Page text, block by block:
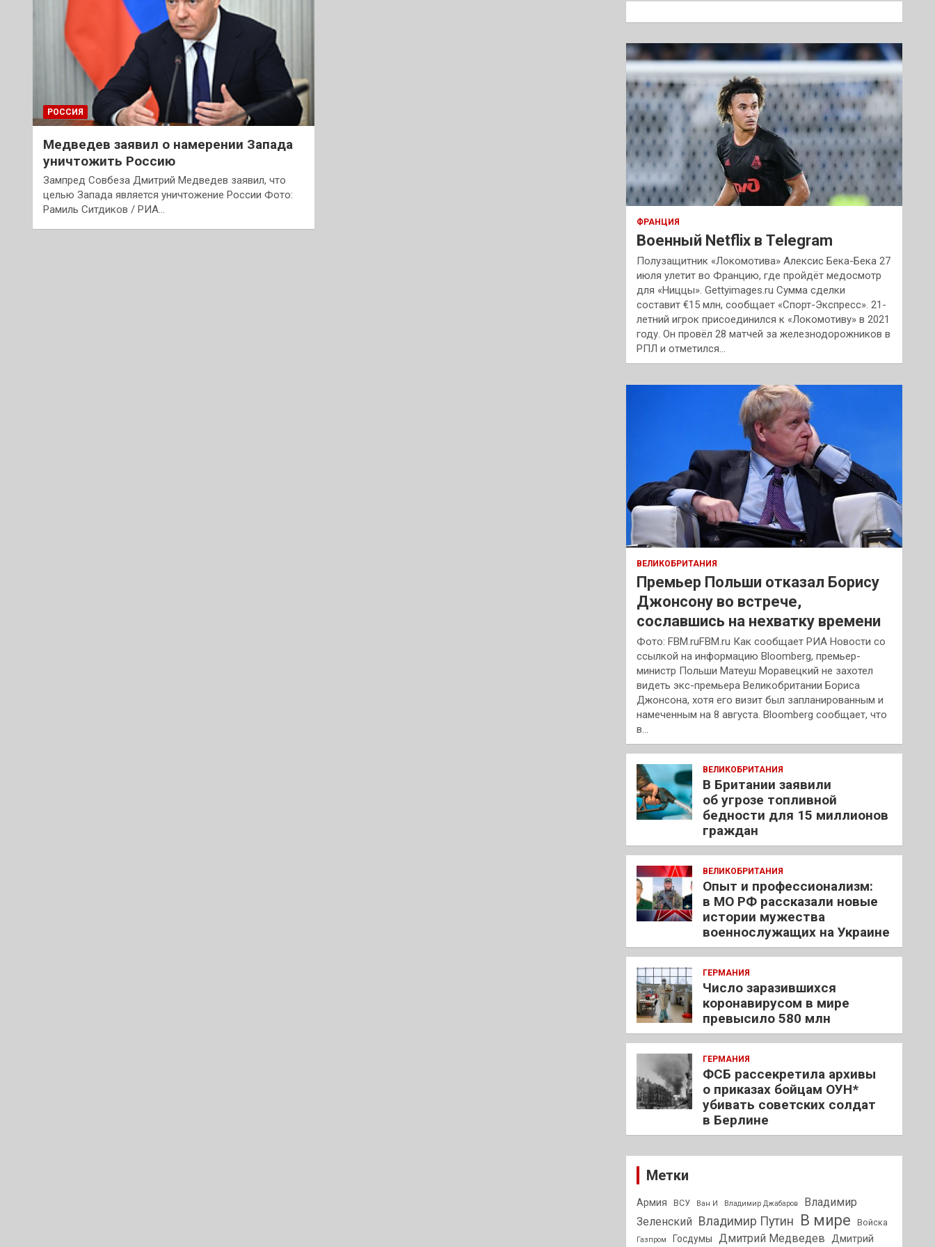
РОССИЯ
Медведев заявил о намерении Запада
уничтожить Россию
Зампред Совбеза Дмитрий Медведев заявил, что
целью Запада является уничтожение России Фото:
Рамиль Ситдиков / РИА…
к
ФРАНЦИЯ
Военный Netflix в Telegram
Полузащитник «Локомотива» Алексис Бека-Бека 27
июля улетит во Францию, где пройдёт медосмотр
для «Ниццы». Gettyimages.ru Сумма сделки
составит €15 млн, сообщает «Спорт-Экспресс». 21-
летний игрок присоединился к «Локомотиву» в 2021
году. Он провёл 28 матчей за железнодорожников в
РПЛ и отметился…
ВЕЛИКОБРИТАНИЯ
Премьер Польши отказал Борису
Джонсону во встрече,
сославшись на нехватку времени
Фото: FBM.ruFBM.ru Как сообщает РИА Новости со
ссылкой на информацию Bloomberg, премьер-
министр Польши Матеуш Моравецкий не захотел
видеть экс-премьера Великобритании Бориса
Джонсона, хотя его визит был запланированным и
намеченным на 8 августа. Bloomberg сообщает, что
в…
ВЕЛИКОБРИТАНИЯ
В Британии заявили
об угрозе топливной
бедности для 15 миллионов
граждан
ВЕЛИКОБРИТАНИЯ
Опыт и профессионализм:
в МО РФ рассказали новые
истории мужества
военнослужащих на Украине
ГЕРМАНИЯ
Число заразившихся
коронавирусом в мире
превысило 580 млн
ГЕРМАНИЯ
ФСБ рассекретила архивы
о приказах бойцам ОУН*
убивать советских солдат
в Берлине
Метки
Армия ВСУ Ван И Владимир Джабаров
Владимир
Зеленский
Владимир Путин В мире Войска
Газпром Госдумы Дмитрий Медведев Дмитрий